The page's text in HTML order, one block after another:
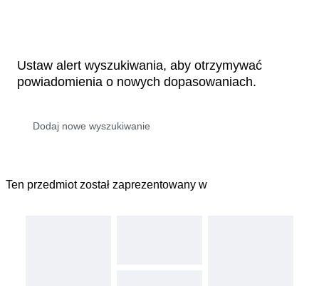
Ustaw alert wyszukiwania, aby otrzymywać
powiadomienia o nowych dopasowaniach.
Ten przedmiot został zaprezentowany w